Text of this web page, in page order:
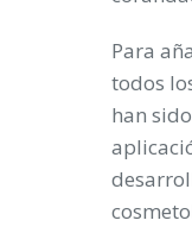
Para
todos
han